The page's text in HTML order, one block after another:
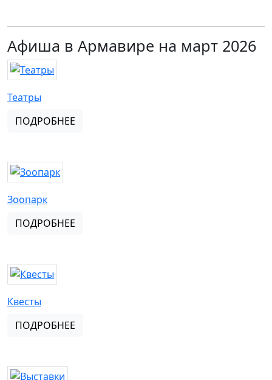
Афиша в Армавире на март 2026
Театры
ПОДРОБНЕЕ
Зоопарк
ПОДРОБНЕЕ
Квесты
ПОДРОБНЕЕ